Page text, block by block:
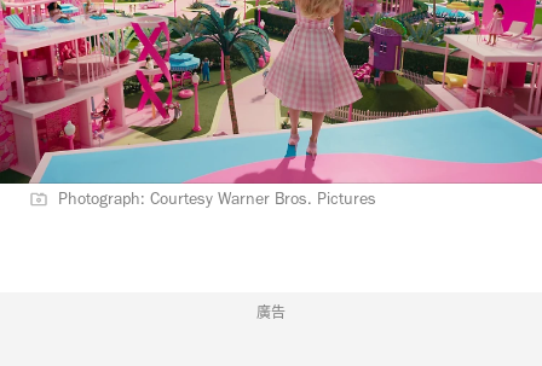
Photograph: Courtesy Warner Bros. Pictures
廣告